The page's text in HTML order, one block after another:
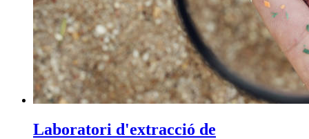
Laboratori d'extracció de